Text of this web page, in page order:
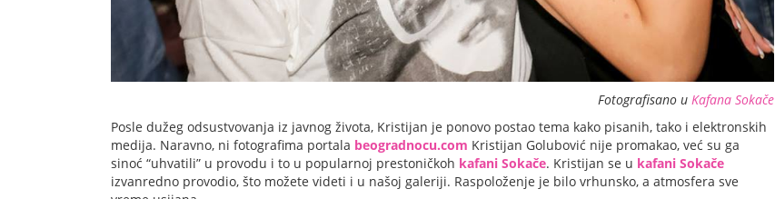
Fotografisano u Kafana Sokače
Posle dužeg odsustvovanja iz javnog života, Kristijan je ponovo postao tema kako pisanih, tako i elektronskih
medija. Naravno, ni fotografima portala beogradnocu.com Kristijan Golubović nije promakao, već su ga
sinoć “uhvatili” u provodu i to u popularnoj prestoničkoh kafani Sokače. Kristijan se u kafani Sokače
izvanredno provodio, što možete videti i u našoj galeriji. Raspoloženje je bilo vrhunsko, a atmosfera sve